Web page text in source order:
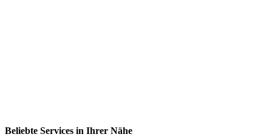
Beliebte Services in Ihrer Nähe